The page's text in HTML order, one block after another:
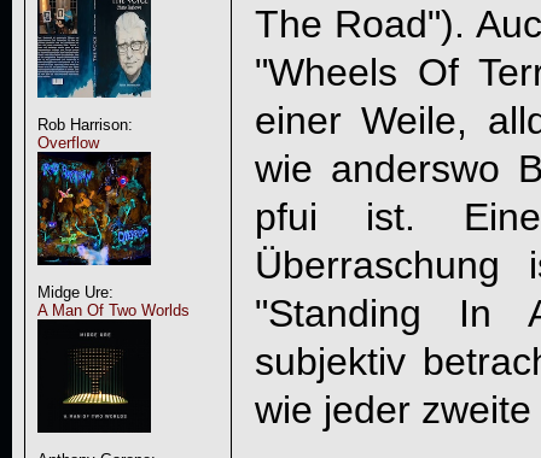
Rob Harrison:
Overflow
Midge Ure:
A Man Of Two Worlds
The Road").
"Wheels Of
einer Weile,
wie anderswo
pfui ist.
Überraschung
"Standing In
subjektiv
wie jeder